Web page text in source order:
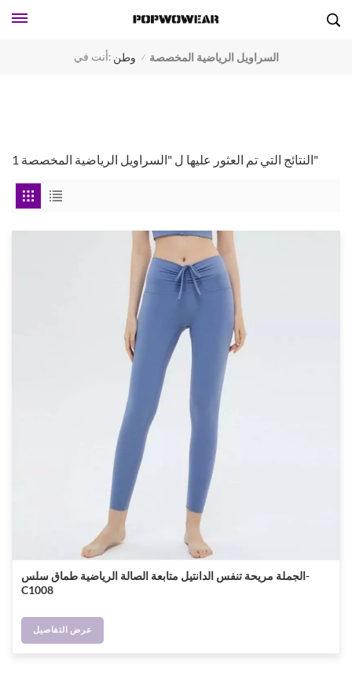
أنت في: وطن / السراويل الرياضية المخصصة
1 النتائج التي تم العثور عليها ل "السراويل الرياضية المخصصة"
الجملة مريحة تنفس الدانتيل متابعة الصالة الرياضية طماق سلس-
C1008
عرض التفاصيل